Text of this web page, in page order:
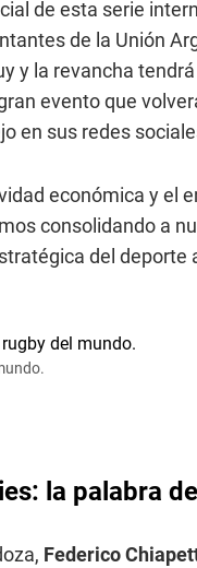
de esta serie
de la Unión
y la revancha
evento que
en sus redes
económica y el
consolidando a
del deporte
la palabra
Federico